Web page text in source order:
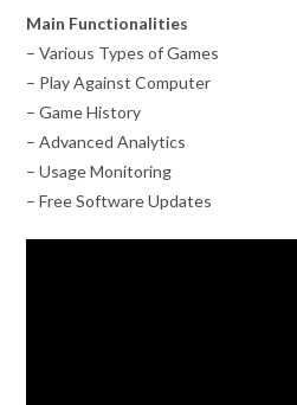
Main Functionalities
– Various Types of Games
– Play Against Computer
– Game History
– Advanced Analytics
– Usage Monitoring
– Free Software Updates